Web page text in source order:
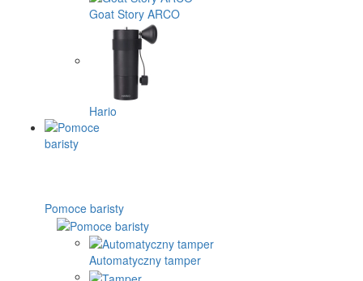
Goat Story ARCO
Hario
Pomoce baristy
Automatyczny tamper